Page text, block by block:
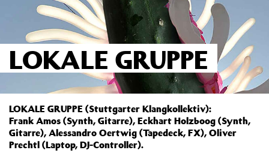
LOKALE GRUPPE
LOKALE GRUPPE (Stuttgarter Klangkollektiv):
Frank Amos (Synth, Gitarre), Eckhart Holzboog (Synth,
Gitarre), Alessandro Oertwig (Tapedeck, FX), Oliver
Prechtl (Laptop, DJ-Controller).